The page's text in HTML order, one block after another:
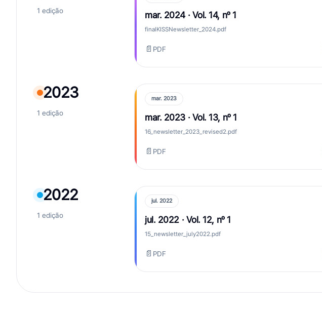
1 edição mar. 2024 · Vol. 14, nº 1
finalKISSNewsletter_2024.pdf
📄 PDF
2023
1 edição
mar. 2023
mar. 2023 · Vol. 13, nº 1
16_newsletter_2023_revised2.pdf
📄 PDF
2022
1 edição
jul. 2022
jul. 2022 · Vol. 12, nº 1
15_newsletter_july2022.pdf
📄 PDF